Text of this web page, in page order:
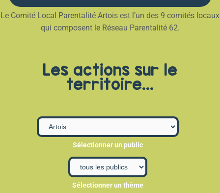
Le Comité Local Parentalité Artois est l’un des 9 comités locaux
qui composent le Réseau Parentalité 62.
Les actions sur le
territoire...
Sélectionner un public
Sélectionner un thème